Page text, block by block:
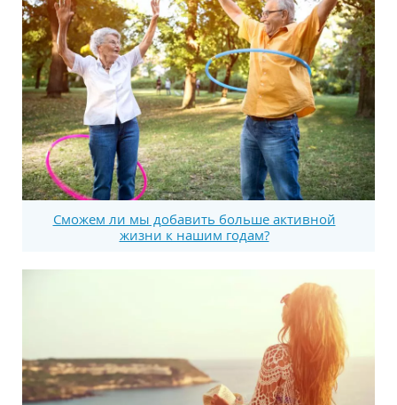
Сможем ли мы добавить больше активной
жизни к нашим годам?